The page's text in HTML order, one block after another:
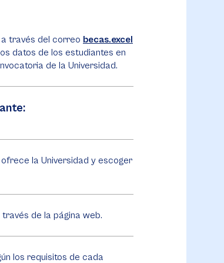
través del correo becas.excel
datos de los estudiantes en
de la Universidad.
la Universidad y escoger
de la página web.
los requisitos de cada